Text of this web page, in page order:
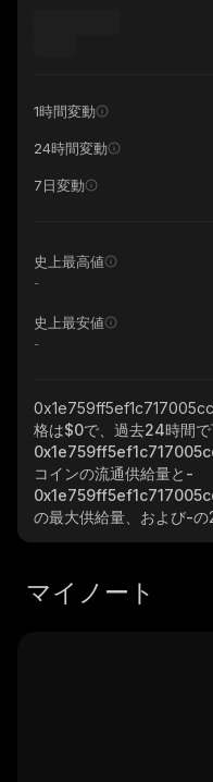
1時間変動
24時間変動
7日変動
史上最高値
-
史上最安値
-
格は$0で、過去24時間
コインの流通供給量と -
の最大供給量、および-の
マイノート